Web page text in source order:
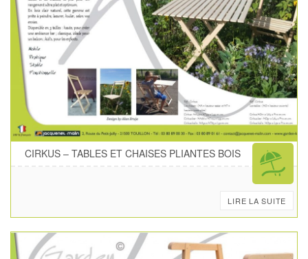
CIRKUS – TABLES ET CHAISES PLIANTES BOIS
LIRE LA SUITE